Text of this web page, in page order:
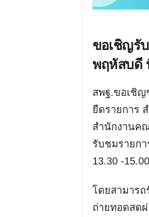
ขอเชิญรั
พฤหัสบดี
สพฐ.ขอเชิญ
ยืดรายการ
สำนักงานค
รับชมรายก
13.30 -
โดยสามาร
ถ่ายทอดสดผ่